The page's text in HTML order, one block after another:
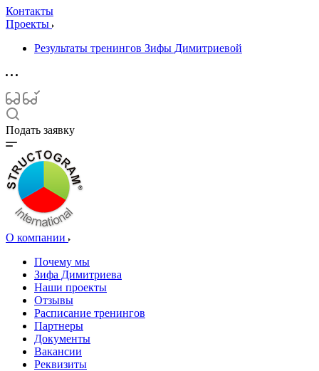
Контакты
Проекты
Результаты тренингов Зифы Димитриевой
Подать заявку
О компании
Почему мы
Зифа Димитриева
Наши проекты
Отзывы
Расписание тренингов
Партнеры
Документы
Вакансии
Реквизиты